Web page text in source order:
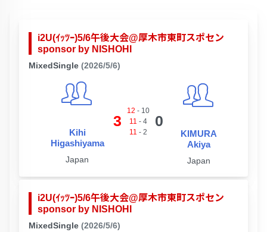
i2U(ｲｯﾂｰ)5/6午後大会@厚木市東町スポセン
sponsor by NISHOHI
MixedSingle (2026/5/6)
Kihi
Higashiyama
Japan
3
12 - 10
11 - 4
11 - 2
0
KIMURA
Akiya
Japan
i2U(ｲｯﾂｰ)5/6午後大会@厚木市東町スポセン
sponsor by NISHOHI
MixedSingle (2026/5/6)